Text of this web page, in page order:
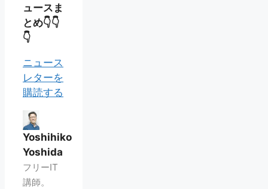
ュースま
とめ👇👇
👇
ニュース
レターを
購読する
Yoshihiko
Yoshida
フリーIT
講師。